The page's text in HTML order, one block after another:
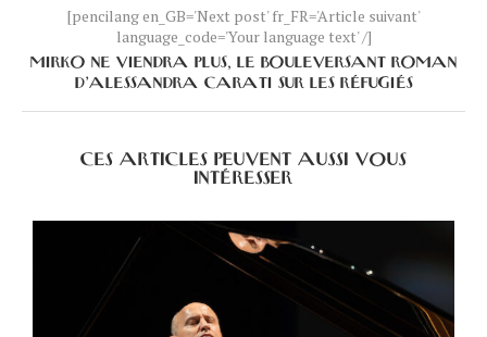
[pencilang en_GB='Next post' fr_FR='Article suivant'
language_code='Your language text' /]
MIRKO NE VIENDRA PLUS, LE BOULEVERSANT ROMAN
D’ALESSANDRA CARATI SUR LES RÉFUGIÉS
CES ARTICLES PEUVENT AUSSI VOUS
INTÉRESSER